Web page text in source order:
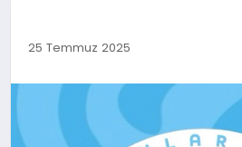
25 Temmuz 2025